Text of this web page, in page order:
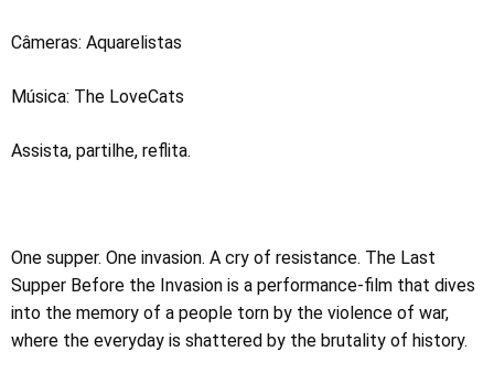
Câmeras: Aquarelistas
Música: The LoveCats
Assista, partilhe, reflita.
One supper. One invasion. A cry of resistance. The Last
Supper Before the Invasion is a performance-film that dives
into the memory of a people torn by the violence of war,
where the everyday is shattered by the brutality of history.